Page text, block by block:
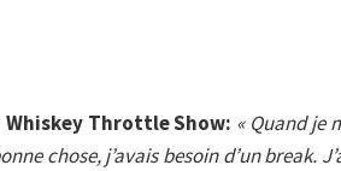
Whiskey Throttle Show: « Quand je
chose, j’avais besoin d’un break.